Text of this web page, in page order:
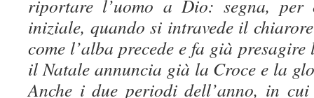
riportare l’uomo a Dio: segna, per
iniziale, quando si intravede il
come l’alba precede e fa già
il Natale annuncia già la Croce e la
Anche i due periodi dell’anno, in